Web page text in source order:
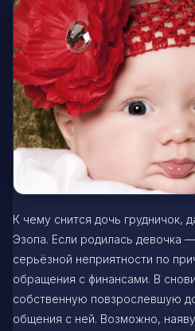
К чему снится дочь грудничок,
Эзопа. Если родилась девочка
серьёзной неприятности по
обращения с финансами. В
собственную повзрослевшую
общения с ней. Возможно,